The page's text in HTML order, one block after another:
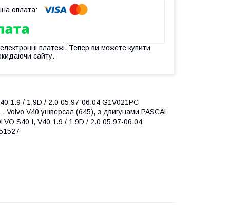
платежі. Тепер ви можете купити
сайту.
1.9 / 1.9D / 2.0 05.97-06.04 G1V021PC
Volvo V40 універсал (645), з двигунами PASCAL
S40 I, V40 1.9 / 1.9D / 2.0 05.97-06.04